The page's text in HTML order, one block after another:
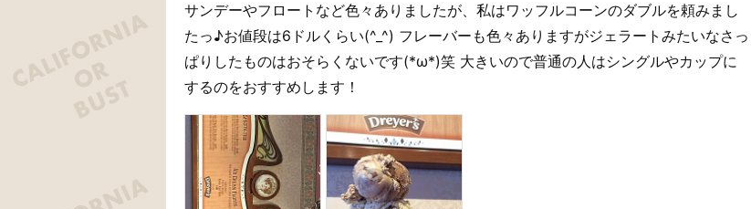
サンデーやフロートなど色々ありましたが、私はワッフルコーンのダブルを頼みまし
たっ♪お値段は6ドルくらい(^_^) フレーバーも色々ありますがジェラートみたいなさっ
ぱりしたものはおそらくないです(*ω*)笑 大きいので普通の人はシングルやカップに
するのをおすすめします！